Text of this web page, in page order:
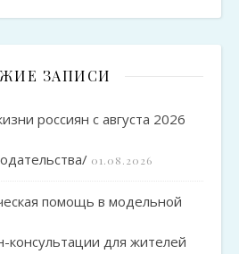
ЗАПИСИ
россиян с августа 2026
01.08.2026
помощь в модельной
консультации для жителей